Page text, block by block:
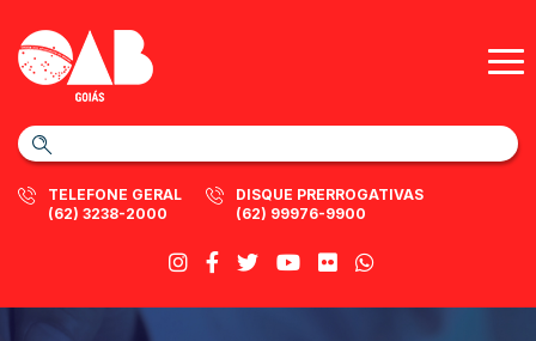
TELEFONE GERAL
(62) 3238-2000
DISQUE PRERROGATIVAS
(62) 99976-9900